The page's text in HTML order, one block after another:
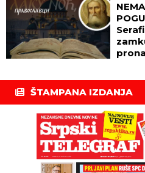
ŠTAMPANA IZDANJA